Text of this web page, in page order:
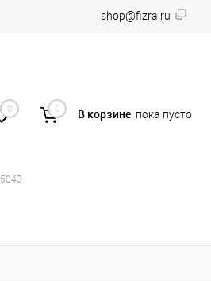
shop@fizra.ru
0 0 В корзине пока пусто